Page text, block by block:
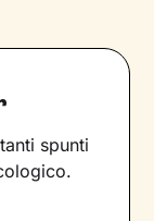
spunti